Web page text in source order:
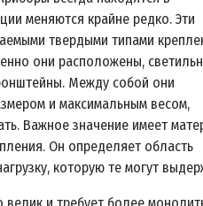
меняются крайне редко. Эти
твердыми типами
они расположены,
Между собой они
и максимальным весом,
Важное значение имеет
Он определяет область
которую те могут